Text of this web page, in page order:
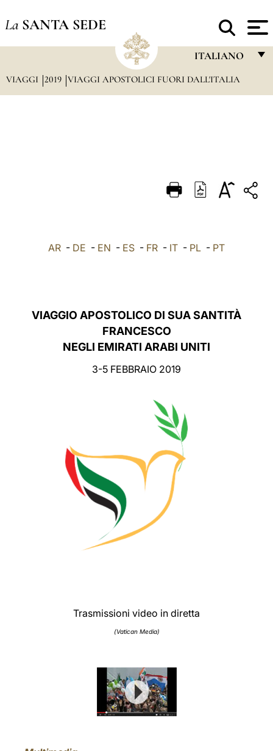
La SANTA SEDE
ITALIANO
FRANÇAIS
DEUTSCH
العربيّة
VIAGGI 2019 VIAGGI APOSTOLICI FUORI DALL'ITALIA
AR - DE - EN - ES - FR - IT - PL - PT
VIAGGIO APOSTOLICO DI SUA SANTITÀ
FRANCESCO
NEGLI EMIRATI ARABI UNITI
3-5 FEBBRAIO 2019
Trasmissioni video in diretta
(Vatican Media)